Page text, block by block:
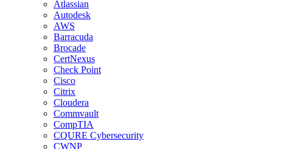
Atlassian
Autodesk
AWS
Barracuda
Brocade
CertNexus
Check Point
Cisco
Citrix
Cloudera
Commvault
CompTIA
CQURE Cybersecurity
CWNP